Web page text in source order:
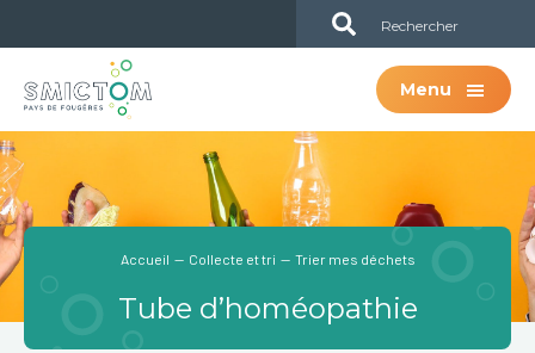
au
contenu
principal
à
barre
latérale
principale
Sub
Header
Menu
Tube d’homéopathie
Accueil — Collecte et tri — Trier mes déchets